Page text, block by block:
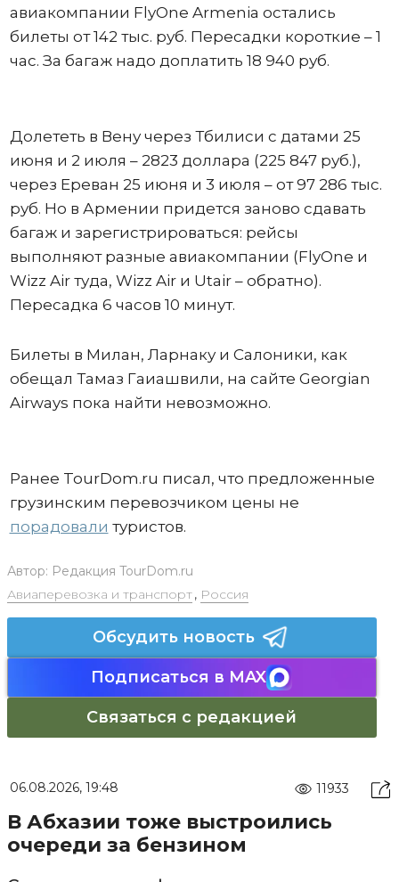
авиакомпании FlyOne Armenia остались
билеты от 142 тыс. руб. Пересадки короткие – 1
час. За багаж надо доплатить 18 940 руб.
Долететь в Вену через Тбилиси с датами 25
июня и 2 июля – 2823 доллара (225 847 руб.),
через Ереван 25 июня и 3 июля – от 97 286 тыс.
руб. Но в Армении придется заново сдавать
багаж и зарегистрироваться: рейсы
выполняют разные авиакомпании (FlyOne и
Wizz Air туда, Wizz Air и Utair – обратно).
Пересадка 6 часов 10 минут.
Билеты в Милан, Ларнаку и Салоники, как
обещал Тамаз Гаиашвили, на сайте Georgian
Airways пока найти невозможно.
Ранее TourDom.ru писал, что предложенные
грузинским перевозчиком цены не
порадовали туристов.
Автор: Редакция TourDom.ru
Авиаперевозка и транспорт, Россия
Обсудить новость
Подписаться в MAX
Связаться с редакцией
06.08.2026, 19:48 11933
В Абхазии тоже выстроились
очереди за бензином